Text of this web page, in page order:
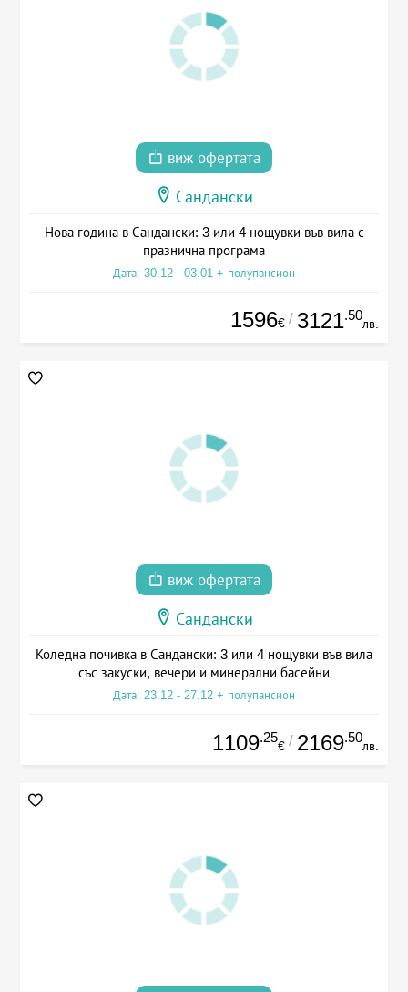
виж офертата
Сандански
Нова година в Сандански: 3 или 4 нощувки във вила с
празнична програма
Дата: 30.12 - 03.01 + полупансион
1596€ / 3121.50
лв.
виж офертата
Сандански
Коледна почивка в Сандански: 3 или 4 нощувки във вила
със закуски, вечери и минерални басейни
Дата: 23.12 - 27.12 + полупансион
1109.25
€ / 2169.50
лв.